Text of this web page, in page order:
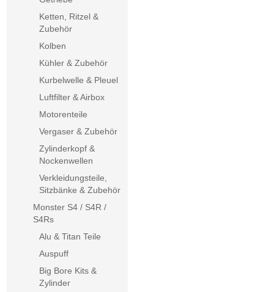
Ketten, Ritzel &
Zubehör
Kolben
Kühler & Zubehör
Kurbelwelle & Pleuel
Luftfilter & Airbox
Motorenteile
Vergaser & Zubehör
Zylinderkopf &
Nockenwellen
Verkleidungsteile,
Sitzbänke & Zubehör
Monster S4 / S4R /
S4Rs
Alu & Titan Teile
Auspuff
Big Bore Kits &
Zylinder